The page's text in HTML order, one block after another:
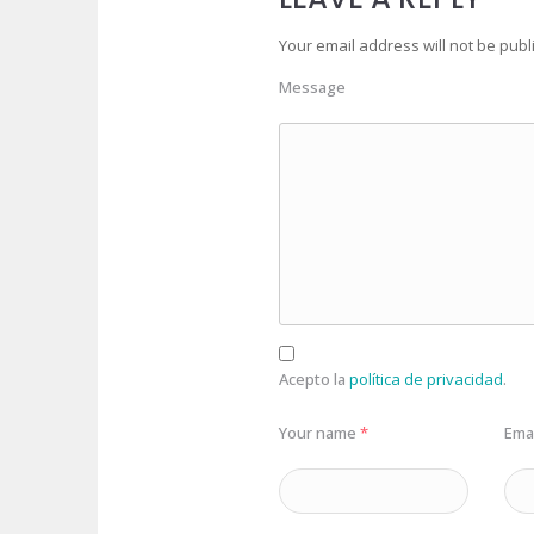
Your email address will not be
Message
Acepto la política de privacidad.
Your name *